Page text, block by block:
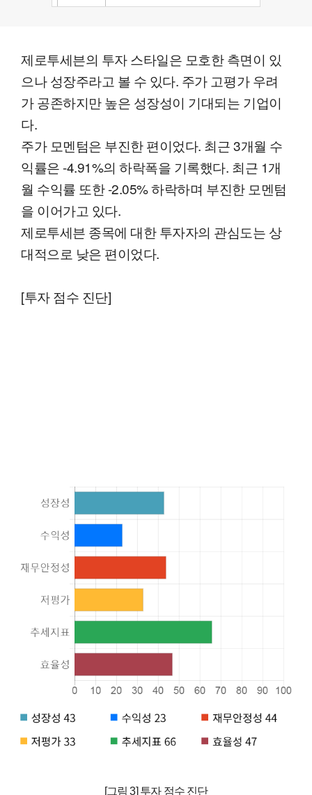
제로투세븐의 투자 스타일은 모호한 측면이 있
으나 성장주라고 볼 수 있다. 주가 고평가 우려
가 공존하지만 높은 성장성이 기대되는 기업이
다.
주가 모멘텀은 부진한 편이었다. 최근 3개월 수
익률은 -4.91%의 하락폭을 기록했다. 최근 1개
월 수익률 또한 -2.05% 하락하며 부진한 모멘텀
을 이어가고 있다.
제로투세븐 종목에 대한 투자자의 관심도는 상
대적으로 낮은 편이었다.
[투자 점수 진단]
[그림 3] 투자 점수 진단